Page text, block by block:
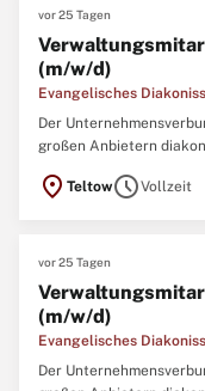
vor 25 Tagen
(m/w/d)
Evangelisches
Der
großen Anbietern
Gesundheitswesen, die
location_on TeltowscheduleVollzeit
vor 25 Tagen
(m/w/d)
Evangelisches
Der